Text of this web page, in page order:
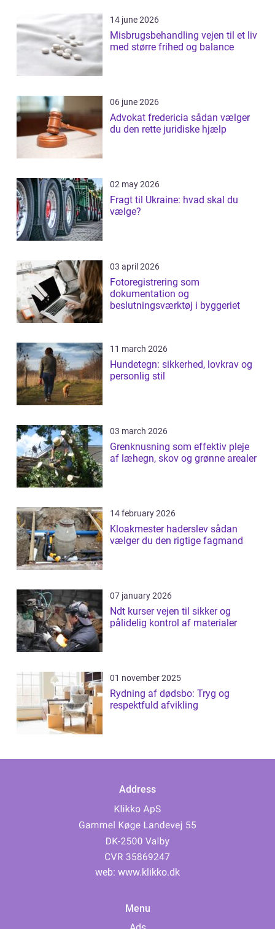
14 june 2026
Misbrugsbehandling vejen til et liv
med større frihed og balance
06 june 2026
Advokat fredericia sådan vælger
du den rette juridiske hjælp
02 may 2026
Fragt til Ukraine: hvad skal du
vælge?
03 april 2026
Fotoregistrering som
dokumentation og
beslutningsværktøj i byggeriet
11 march 2026
Hundetegn: sikkerhed, lovkrav og
personlig stil
03 march 2026
Grenknusning som effektiv pleje
af læhegn, skov og grønne arealer
14 february 2026
Kloakmester haderslev sådan
vælger du den rigtige fagmand
07 january 2026
Ndt kurser vejen til sikker og
pålidelig kontrol af materialer
01 november 2025
Rydning af dødsbo: Tryg og
respektfuld afvikling
Address
web: www.klikko.dk
Menu